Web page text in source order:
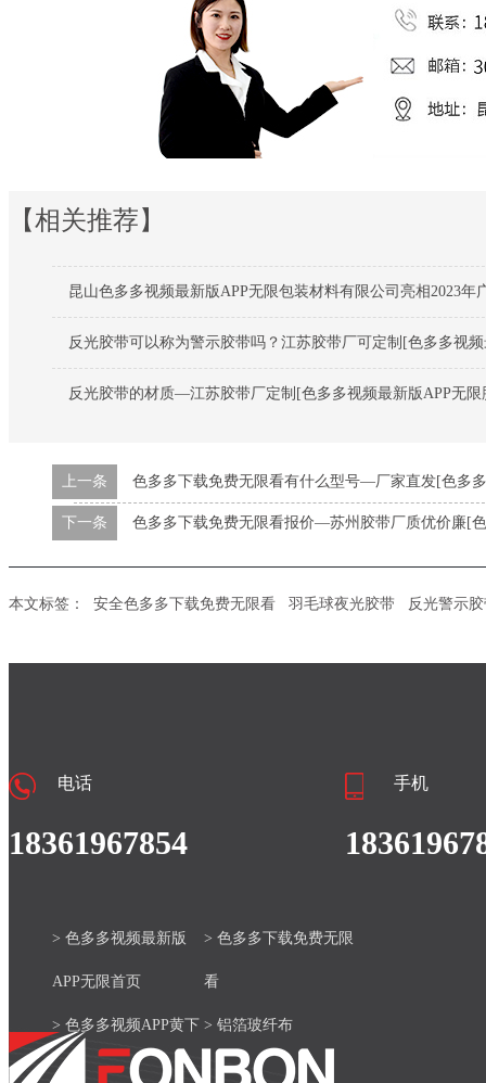
【相关推荐】
昆山色多多视频最新版APP无限包装材料有限公司亮相2023年
反光胶带可以称为警示胶带吗？江苏胶带厂可定制[色多多视
反光胶带的材质—江苏胶带厂定制[色多多视频最新版APP无限
上一条 色多多下载免费无限看有什么型号—厂家直发[色多
下一条 色多多下载免费无限看报价—苏州胶带厂质优价廉[
本文标签： 安全色多多下载免费无限看 羽毛球夜光胶带 反光警示
电话
18361967854
手机
> 色多多视频最新版
APP无限首页
> 色多多下载免费无限
看
> 色多多视频APP黄下
载安装官网
> 铝箔玻纤布
> 产品中心